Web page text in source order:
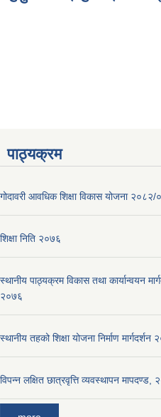
पाठ्यक्रम
गोदावरी आवधिक शिक्षा विकास योजना २०८२/
शिक्षा निति २०७६
स्थानीय पाठ्यक्रम विकास तथा कार्यान्वयन
२०७६
स्थानीय तहको शिक्षा योजना निर्माण मार्गदर्शन
विपन्न लक्षित छात्रवृत्ति व्यवस्थापन मापदण्ड,